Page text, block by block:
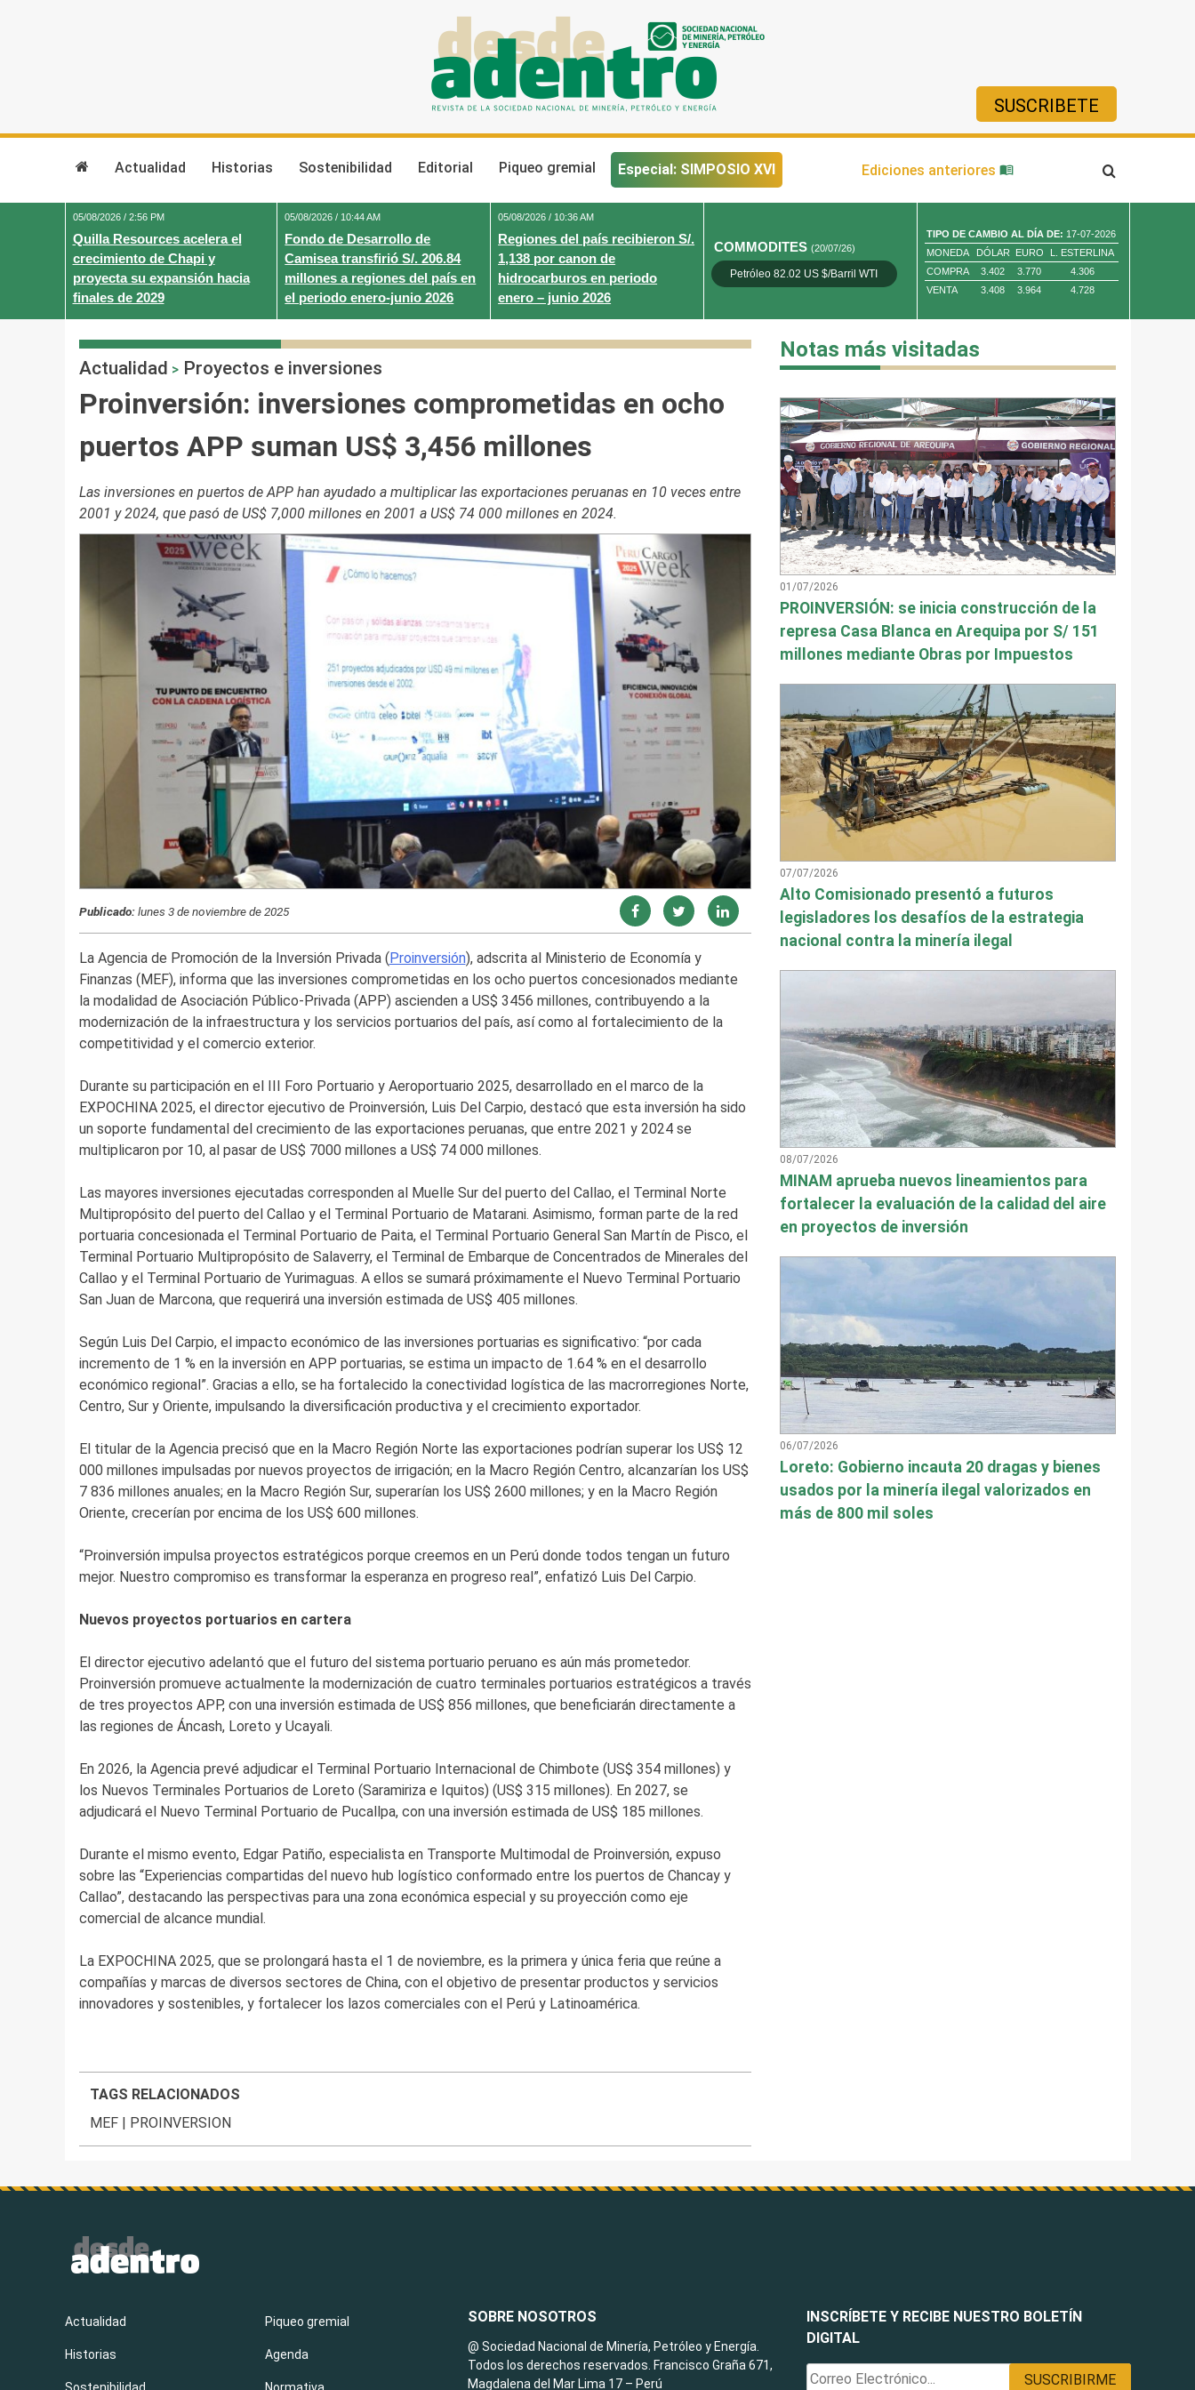
SUSCRIBETE
Actualidad Historias Sostenibilidad Editorial Piqueo gremial Especial: SIMPOSIO XVI Ediciones anteriores
05/08/2026 / 2:56 PM
Quilla Resources acelera el
crecimiento de Chapi y
proyecta su expansión hacia
finales de 2029
05/08/2026 / 10:44 AM
Fondo de Desarrollo de
Camisea transfirió S/. 206.84
millones a regiones del país en
el periodo enero-junio 2026
05/08/2026 / 10:36 AM
Regiones del país recibieron S/.
1,138 por canon de
hidrocarburos en periodo
enero – junio 2026
COMMODITES(20/07/26)
Petróleo 82.02 US $/Barril WTI Oro 4,010.80 US $/ Oz. Tr.
TIPO DE CAMBIO AL DÍA DE: 17-07-2026
MONEDA
DÓLAR EURO
L. ESTERLINA
COMPRA
3.402 3.770
4.306
VENTA
3.408 3.964 4.728
Actualidad > Proyectos e inversiones
Proinversión: inversiones comprometidas en ocho
puertos APP suman US$ 3,456 millones
Las inversiones en puertos de APP han ayudado a multiplicar las exportaciones peruanas en 10 veces entre
2001 y 2024, que pasó de US$ 7,000 millones en 2001 a US$ 74 000 millones en 2024.
Publicado:lunes 3 de noviembre de 2025
La Agencia de Promoción de la Inversión Privada ( Proinversión), adscrita al Ministerio de Economía y
Finanzas (MEF), informa que las inversiones comprometidas en los ocho puertos concesionados mediante
la modalidad de Asociación Público-Privada (APP) ascienden a US$ 3456 millones, contribuyendo a la
modernización de la infraestructura y los servicios portuarios del país, así como al fortalecimiento de la
competitividad y el comercio exterior.
Durante su participación en el III Foro Portuario y Aeroportuario 2025, desarrollado en el marco de la
EXPOCHINA 2025, el director ejecutivo de Proinversión, Luis Del Carpio, destacó que esta inversión ha sido
un soporte fundamental del crecimiento de las exportaciones peruanas, que entre 2021 y 2024 se
multiplicaron por 10, al pasar de US$ 7000 millones a US$ 74 000 millones.
Las mayores inversiones ejecutadas corresponden al Muelle Sur del puerto del Callao, el Terminal Norte
Multipropósito del puerto del Callao y el Terminal Portuario de Matarani. Asimismo, forman parte de la red
portuaria concesionada el Terminal Portuario de Paita, el Terminal Portuario General San Martín de Pisco, el
Terminal Portuario Multipropósito de Salaverry, el Terminal de Embarque de Concentrados de Minerales del
Callao y el Terminal Portuario de Yurimaguas. A ellos se sumará próximamente el Nuevo Terminal Portuario
San Juan de Marcona, que requerirá una inversión estimada de US$ 405 millones.
Según Luis Del Carpio, el impacto económico de las inversiones portuarias es significativo: “por cada
incremento de 1 % en la inversión en APP portuarias, se estima un impacto de 1.64 % en el desarrollo
económico regional”. Gracias a ello, se ha fortalecido la conectividad logística de las macrorregiones Norte,
Centro, Sur y Oriente, impulsando la diversificación productiva y el crecimiento exportador.
El titular de la Agencia precisó que en la Macro Región Norte las exportaciones podrían superar los US$ 12
000 millones impulsadas por nuevos proyectos de irrigación; en la Macro Región Centro, alcanzarían los US$
7 836 millones anuales; en la Macro Región Sur, superarían los US$ 2600 millones; y en la Macro Región
Oriente, crecerían por encima de los US$ 600 millones.
“Proinversión impulsa proyectos estratégicos porque creemos en un Perú donde todos tengan un futuro
mejor. Nuestro compromiso es transformar la esperanza en progreso real”, enfatizó Luis Del Carpio.
Nuevos proyectos portuarios en cartera
El director ejecutivo adelantó que el futuro del sistema portuario peruano es aún más prometedor.
Proinversión promueve actualmente la modernización de cuatro terminales portuarios estratégicos a través
de tres proyectos APP, con una inversión estimada de US$ 856 millones, que beneficiarán directamente a
las regiones de Áncash, Loreto y Ucayali.
En 2026, la Agencia prevé adjudicar el Terminal Portuario Internacional de Chimbote (US$ 354 millones) y
los Nuevos Terminales Portuarios de Loreto (Saramiriza e Iquitos) (US$ 315 millones). En 2027, se
adjudicará el Nuevo Terminal Portuario de Pucallpa, con una inversión estimada de US$ 185 millones.
Durante el mismo evento, Edgar Patiño, especialista en Transporte Multimodal de Proinversión, expuso
sobre las “Experiencias compartidas del nuevo hub logístico conformado entre los puertos de Chancay y
Callao”, destacando las perspectivas para una zona económica especial y su proyección como eje
comercial de alcance mundial.
La EXPOCHINA 2025, que se prolongará hasta el 1 de noviembre, es la primera y única feria que reúne a
compañías y marcas de diversos sectores de China, con el objetivo de presentar productos y servicios
innovadores y sostenibles, y fortalecer los lazos comerciales con el Perú y Latinoamérica.
TAGS RELACIONADOS
MEF | PROINVERSION
Notas más visitadas
01/07/2026
PROINVERSIÓN: se inicia construcción de la
represa Casa Blanca en Arequipa por S/ 151
millones mediante Obras por Impuestos
07/07/2026
Alto Comisionado presentó a futuros
legisladores los desafíos de la estrategia
nacional contra la minería ilegal
08/07/2026
MINAM aprueba nuevos lineamientos para
fortalecer la evaluación de la calidad del aire
en proyectos de inversión
06/07/2026
Loreto: Gobierno incauta 20 dragas y bienes
usados por la minería ilegal valorizados en
más de 800 mil soles
INSCRÍBETE Y RECIBE NUESTRO BOLETÍN
DIGITAL
Actualidad
Historias
Piqueo gremial
Agenda
SOBRE NOSOTROS
@ Sociedad Nacional de Minería, Petróleo y Energía.
Todos los derechos reservados. Francisco Graña 671,
Magdalena del Mar Lima 17 – Perú